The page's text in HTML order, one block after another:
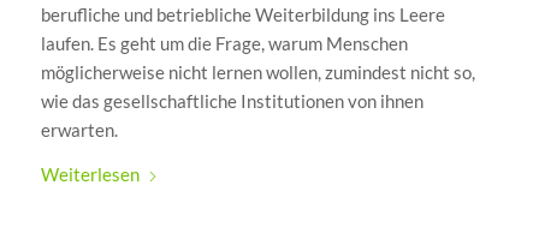
berufliche und betriebliche Weiterbildung ins Leere
laufen. Es geht um die Frage, warum Menschen
möglicherweise nicht lernen wollen, zumindest nicht so,
wie das gesellschaftliche Institutionen von ihnen
erwarten.
Weiterlesen